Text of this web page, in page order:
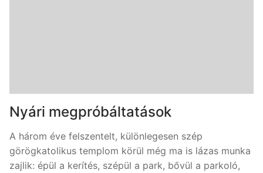
Nyári megpróbáltatások
A három éve felszentelt, különlegesen szép
görögkatolikus templom körül még ma is lázas munka
zajlik: épül a kerítés, szépül a park, bővül a parkoló,